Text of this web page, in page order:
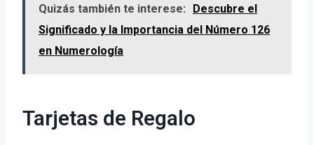
Quizás también te interese:
Descubre el
Significado y la Importancia del Número 126
en Numerología
Tarjetas de Regalo